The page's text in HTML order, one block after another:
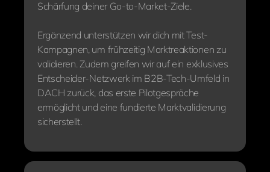
Schärfung deiner Go-to-Market-Ziele.
Ergänzend unterstützen wir dich mit Test-
Kampagnen, um frühzeitig Marktreaktionen zu
validieren. Zudem greifen wir auf ein exklusives
Entscheider-Netzwerk im B2B-Tech-Umfeld in
DACH zurück, das erste Pilotgespräche
ermöglicht und eine fundierte Marktvalidierung
sicherstellt.